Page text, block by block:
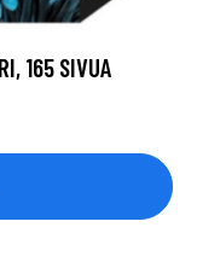
165 SIVUA